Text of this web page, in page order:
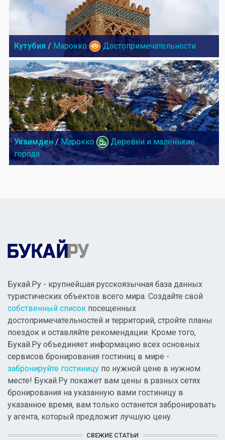
Кутубия / Марокко Достопримечательности
Укаимден/ Марокко
Деревни и маленькие
города
Букай.Ру - крупнейшая русскоязычная база данных
туристических объектов всего мира. Создайте свой
собственный список посещенных
достопримечательностей и территорий, стройте планы
поездок и оставляйте рекомендации. Кроме того,
Букай.Ру объединяет информацию всех основных
сервисов бронирования гостиниц в мире -
забронируйте гостиницу по нужной цене в нужном
месте! Букай.Ру покажет вам цены в разных сетях
бронирования на указанную вами гостиницу в
указанное время, вам только останется забронировать
у агента, который предложит лучшую цену.
СВЕЖИЕ СТАТЬИ